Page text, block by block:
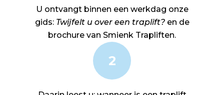
U ontvangt binnen een werkdag onze
gids: Twijfelt u over een traplift?en de
brochure van Smienk Trapliften.
2